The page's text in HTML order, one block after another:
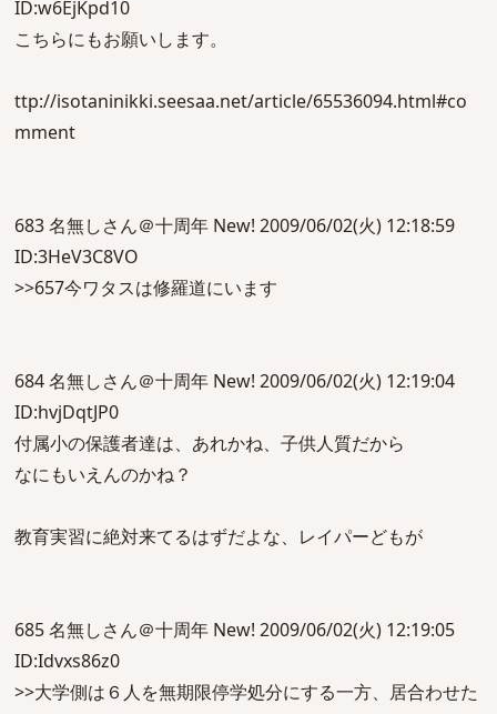
ID:w6EjKpd10
こちらにもお願いします。
ttp://isotaninikki.seesaa.net/article/65536094.html#co
mment
683 名無しさん＠十周年 New! 2009/06/02(火) 12:18:59
ID:3HeV3C8VO
>>657今ワタスは修羅道にいます
684 名無しさん＠十周年 New! 2009/06/02(火) 12:19:04
ID:hvjDqtJP0
付属小の保護者達は、あれかね、子供人質だから
なにもいえんのかね？
教育実習に絶対来てるはずだよな、レイパーどもが
685 名無しさん＠十周年 New! 2009/06/02(火) 12:19:05
ID:Idvxs86z0
>>大学側は６人を無期限停学処分にする一方、居合わせた